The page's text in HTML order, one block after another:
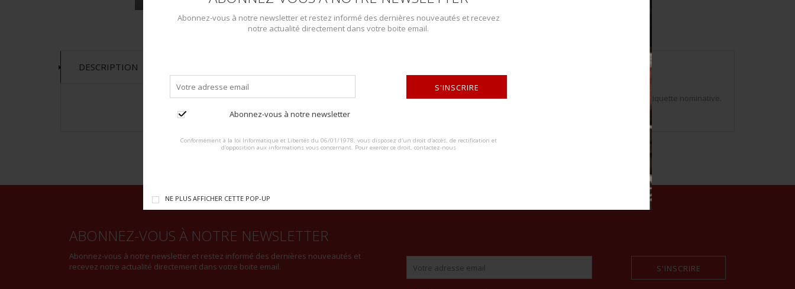
Abonnez-vous à notre newsletter et restez informé des dernières nouveautés et recevez
notre actualité directement dans votre boite email.
Abonnez-vous à notre newsletter
S'INSCRIRE
Conformément à la loi Informatique et Libertés du 06/01/1978, vous disposez d'un droit d'accès, de rectification et
d'opposition aux informations vous concernant. Pour exercer ce droit, contactez-nous
NE PLUS AFFICHER CETTE POP-UP
Catégorie : Décorations
DESCRIPTION
DESCRIPTION DU LOT
comprenant une paire de trèfles or et son aiguillette or du musicien de 3ème Classe Bricquet. Avec son étiquette nominative.
Bon état.
ABONNEZ-VOUS À NOTRE NEWSLETTER
Abonnez-vous à notre newsletter et restez informé des dernières nouveautés et
recevez notre actualité directement dans votre boite email.
S'INSCRIRE